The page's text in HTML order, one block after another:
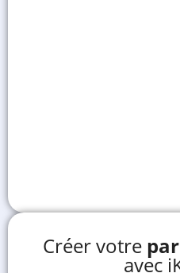
Créer votre
avec